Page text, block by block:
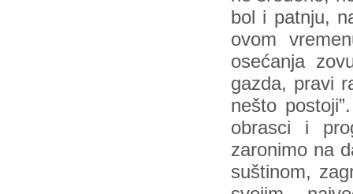
bol i patnju,
ovom
osećanja
gazda, pravi
nešto
obrasci i
zaronimo na
suštinom,